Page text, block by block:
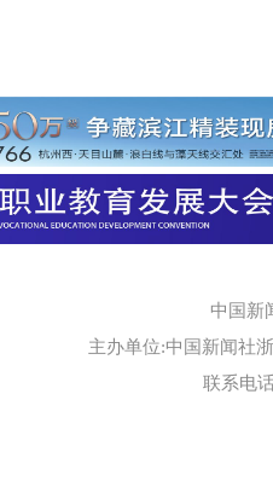
中国新
主办单位:中国新闻社
联系电